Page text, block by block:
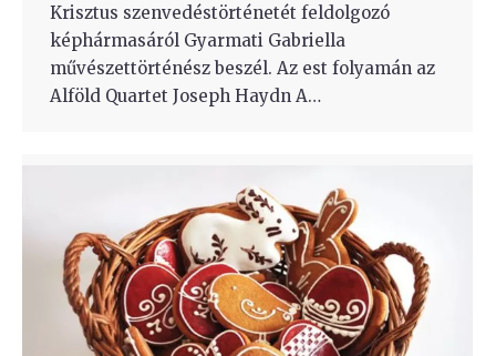
Krisztus szenvedéstörténetét feldolgozó
képhármasáról Gyarmati Gabriella
művészettörténész beszél. Az est folyamán az
Alföld Quartet Joseph Haydn A…